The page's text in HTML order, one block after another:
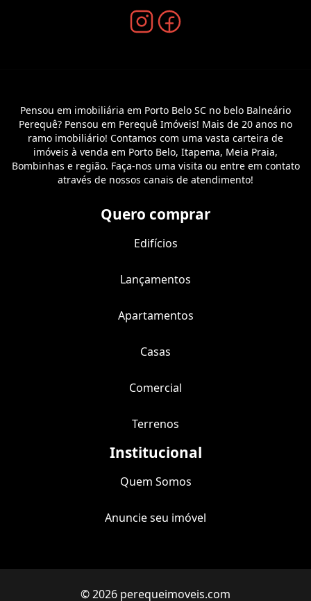
Pensou em imobiliária em Porto Belo SC no belo Balneário
Perequê? Pensou em Perequê Imóveis! Mais de 20 anos no
ramo imobiliário! Contamos com uma vasta carteira de
imóveis à venda em Porto Belo, Itapema, Meia Praia,
Bombinhas e região. Faça-nos uma visita ou entre em contato
através de nossos canais de atendimento!
Quero comprar
Edifícios
Lançamentos
Apartamentos
Casas
Comercial
Terrenos
Institucional
Quem Somos
Anuncie seu imóvel
© 2026 perequeimoveis.com